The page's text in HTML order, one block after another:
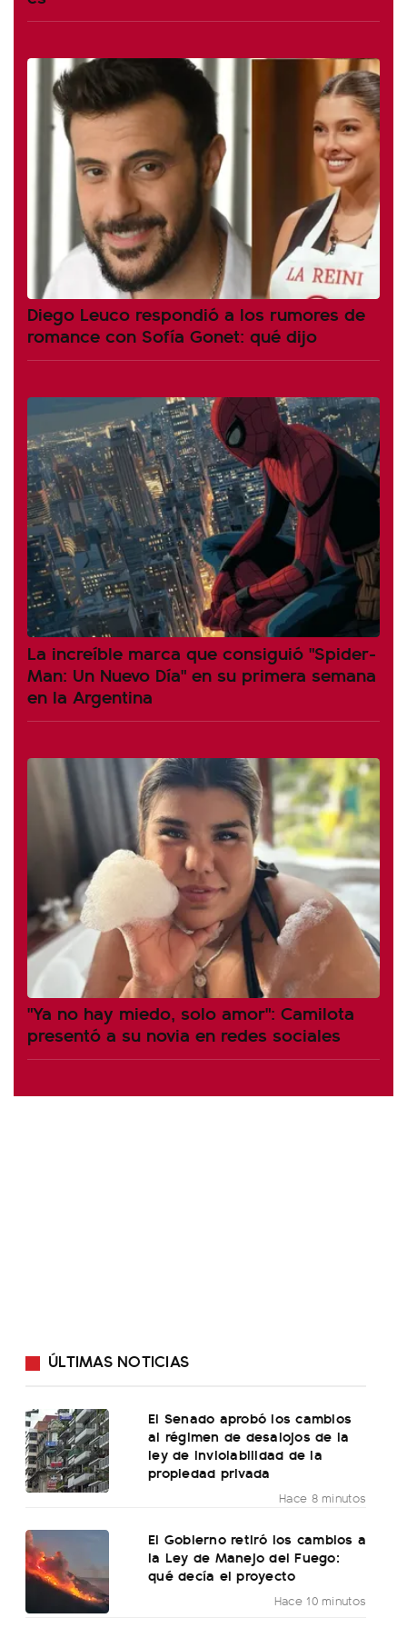
Diego Leuco respondió a los rumores de
romance con Sofía Gonet: qué dijo
La increíble marca que consiguió "Spider-
Man: Un Nuevo Día" en su primera semana
en la Argentina
"Ya no hay miedo, solo amor": Camilota
presentó a su novia en redes sociales
ÚLTIMAS NOTICIAS
El Senado aprobó los cambios
al régimen de desalojos de la
ley de inviolabilidad de la
propiedad privada
Hace 8 minutos
El Gobierno retiró los cambios a
la Ley de Manejo del Fuego:
qué decía el proyecto
Hace 10 minutos